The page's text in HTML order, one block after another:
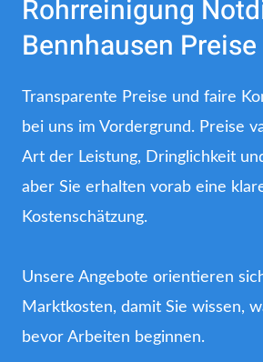
Rohrreinigung
Bennhausen Preise
Transparente Preise und faire
bei uns im Vordergrund. Preise
Art der Leistung, Dringlichkeit
aber Sie erhalten vorab eine
Kostenschätzung.
Unsere Angebote orientieren
Marktkosten, damit Sie wissen,
bevor Arbeiten beginnen.